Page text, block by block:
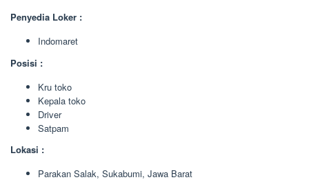
Penyedia Loker :
Indomaret
Posisi :
Kru toko
Kepala toko
Driver
Satpam
Lokasi :
Parakan Salak, Sukabumi, Jawa Barat